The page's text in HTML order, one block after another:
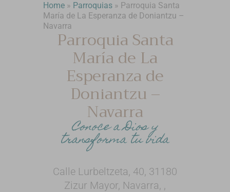
Home » Parroquias » Parroquia Santa
María de La Esperanza de Doniantzu –
Navarra
Parroquia Santa
María de La
Esperanza de
Doniantzu –
Navarra
Conoce a Dios y
transforma tu vida
Calle Lurbeltzeta, 40, 31180
Zizur Mayor, Navarra, ,